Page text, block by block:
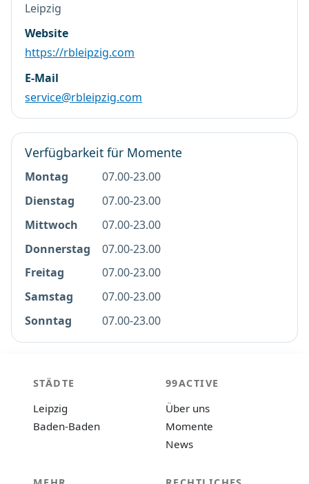
Leipzig
Website
https://rbleipzig.com
E-Mail
service@rbleipzig.com
Verfügbarkeit für Momente
Montag
07.00-23.00
Dienstag
07.00-23.00
Mittwoch
07.00-23.00
Donnerstag
07.00-23.00
Freitag
07.00-23.00
Samstag
07.00-23.00
Sonntag
07.00-23.00